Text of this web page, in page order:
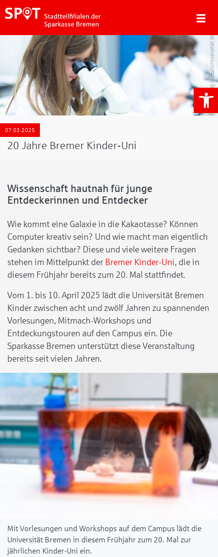
Matej Meza/Universität Bremen
07.03.2025
20 Jahre Bremer Kinder-Uni
Wissenschaft hautnah für junge
Entdeckerinnen und Entdecker
Wie kommt eine Galaxie in die Kakaotasse? Können
Computer kreativ sein? Und wie macht man eigentlich
Gedanken sichtbar? Diese und viele weitere Fragen
stehen im Mittelpunkt der Bremer Kinder-Uni, die in
diesem Frühjahr bereits zum 20. Mal stattfindet.
Vom 1. bis 10. April 2025 lädt die Universität Bremen
Kinder zwischen acht und zwölf Jahren zu spannenden
Vorlesungen, Mitmach-Workshops und
Entdeckungstouren auf den Campus ein. Die
Sparkasse Bremen unterstützt diese Veranstaltung
bereits seit vielen Jahren.
Mit Vorlesungen und Workshops auf dem Campus lädt die
Universität Bremen in diesem Frühjahr zum 20. Mal zur
jährlichen Kinder-Uni ein.